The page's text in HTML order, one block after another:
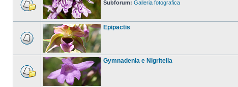
Subforum: Galleria fotografica
Epipactis
Gymnadenia e Nigritella